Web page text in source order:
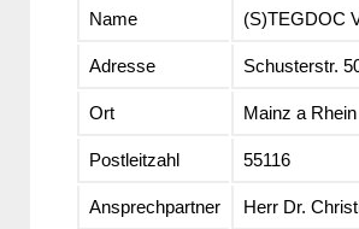
Name (S)TEGDOC
Adresse Schusterstr.
Ort Mainz a Rhein
Postleitzahl 55116
Ansprechpartner Herr Dr.